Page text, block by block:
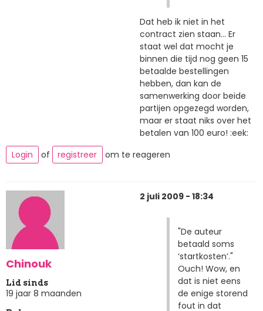
Dat heb ik niet in het
contract zien staan... Er
staat wel dat mocht je
binnen die tijd nog geen 15
betaalde bestellingen
hebben, dan kan de
samenwerking door beide
partijen opgezegd worden,
maar er staat niks over het
betalen van 100 euro! :eek:
Login
of registreer om te reageren
Chinouk
Lid sinds
19 jaar 8 maanden
2 juli 2009 - 18:34
"De auteur
betaald soms
‘startkosten’."
Ouch! Wow, en
dat is niet eens
de enige storend
fout in dat